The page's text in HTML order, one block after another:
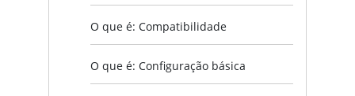
O que é: Compatibilidade
O que é: Configuração básica